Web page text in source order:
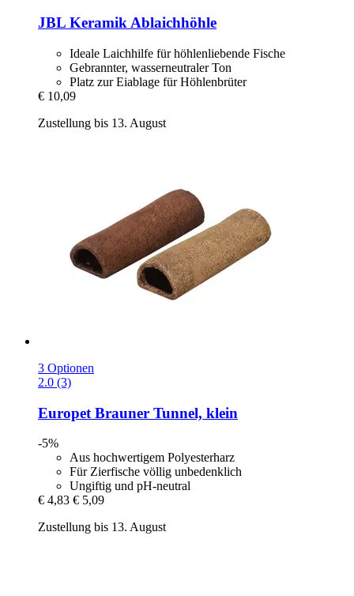
JBL Keramik Ablaichhöhle
Ideale Laichhilfe für höhlenliebende Fische
Gebrannter, wasserneutraler Ton
Platz zur Eiablage für Höhlenbrüter
€ 10,09
Zustellung bis 13. August
3 Optionen
2.0 (3)
Europet Brauner Tunnel, klein
-5%
Aus hochwertigem Polyesterharz
Für Zierfische völlig unbedenklich
Ungiftig und pH-neutral
€ 4,83 € 5,09
Zustellung bis 13. August